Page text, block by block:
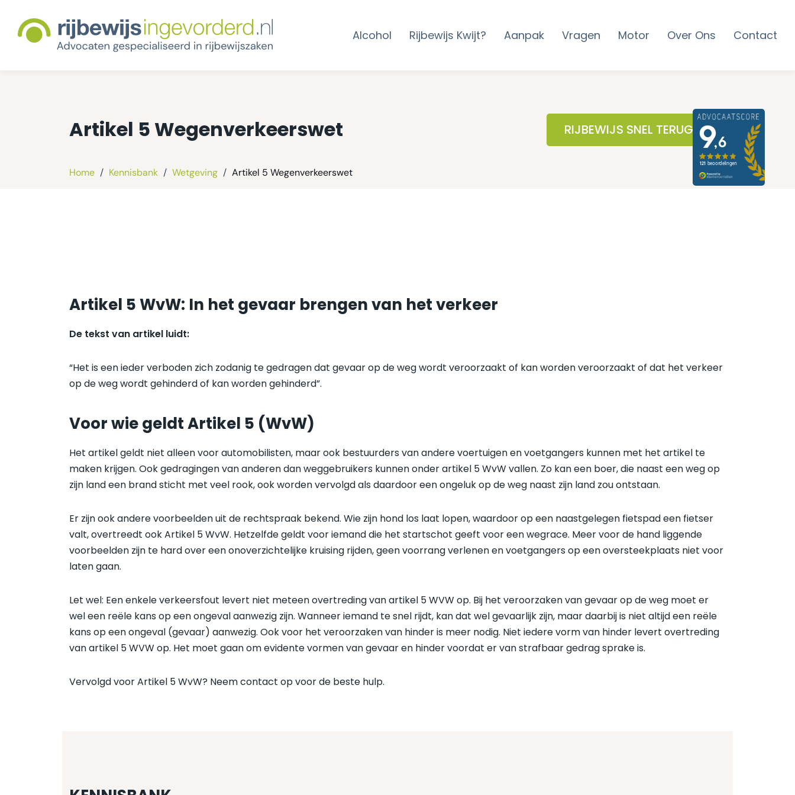
Alcohol Rijbewijs Kwijt? Aanpak Vragen Motor Over Ons Contact
Artikel 5 Wegenverkeerswet RIJBEWIJS SNEL TERUG
Home / Kennisbank / Wetgeving / Artikel 5 Wegenverkeerswet
Artikel 5 WvW: In het gevaar brengen van het verkeer
De tekst van artikel luidt:
“Het is een ieder verboden zich zodanig te gedragen dat gevaar op de weg wordt veroorzaakt of kan worden veroorzaakt of dat het verkeer
op de weg wordt gehinderd of kan worden gehinderd”.
Voor wie geldt Artikel 5 (WvW)
Het artikel geldt niet alleen voor automobilisten, maar ook bestuurders van andere voertuigen en voetgangers kunnen met het artikel te
maken krijgen. Ook gedragingen van anderen dan weggebruikers kunnen onder artikel 5 WvW vallen. Zo kan een boer, die naast een weg op
zijn land een brand sticht met veel rook, ook worden vervolgd als daardoor een ongeluk op de weg naast zijn land zou ontstaan.
Er zijn ook andere voorbeelden uit de rechtspraak bekend. Wie zijn hond los laat lopen, waardoor op een naastgelegen fietspad een fietser
valt, overtreedt ook Artikel 5 WvW. Hetzelfde geldt voor iemand die het startschot geeft voor een wegrace. Meer voor de hand liggende
voorbeelden zijn te hard over een onoverzichtelijke kruising rijden, geen voorrang verlenen en voetgangers op een oversteekplaats niet voor
laten gaan.
Let wel: Een enkele verkeersfout levert niet meteen overtreding van artikel 5 WVW op. Bij het veroorzaken van gevaar op de weg moet er
wel een reële kans op een ongeval aanwezig zijn. Wanneer iemand te snel rijdt, kan dat wel gevaarlijk zijn, maar daarbij is niet altijd een reële
kans op een ongeval (gevaar) aanwezig. Ook voor het veroorzaken van hinder is meer nodig. Niet iedere vorm van hinder levert overtreding
van artikel 5 WVW op. Het moet gaan om evidente vormen van gevaar en hinder voordat er van strafbaar gedrag sprake is.
Vervolgd voor Artikel 5 WvW? Neem contact op voor de beste hulp.